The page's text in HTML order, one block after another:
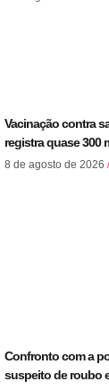
Vacinação contra
registra quase 300
8 de agosto de 2026
Confronto com a
suspeito de roubo